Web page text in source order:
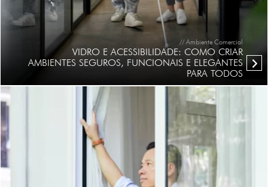
// Ambiente Comercial
VIDRO E ACESSIBILIDADE: COMO CRIAR
AMBIENTES SEGUROS, FUNCIONAIS E ELEGANTES
PARA TODOS